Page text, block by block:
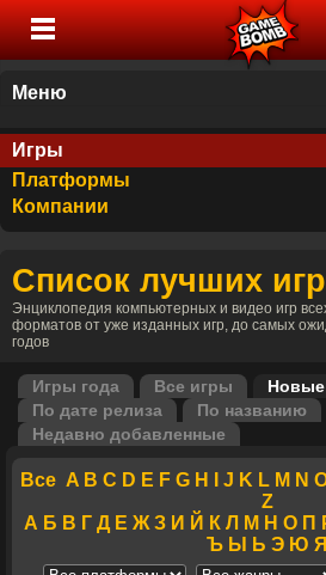
Меню
Игры
Платформы
Компании
Список лучших игр
Энциклопедия компьютерных и видео игр
форматов от уже изданных игр, до самых
годов
Игры года Все игры
По дате релиза
По названию
Недавно добавленные
Все A B C D E F G H J K L M N
Z
А Б В Г Д Е Ж З И Й К Л М Н О П
Ъ Ы Ь Э Ю Я